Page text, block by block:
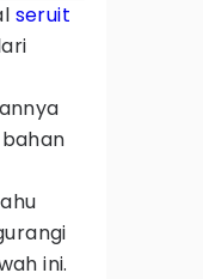
seruit
ini.